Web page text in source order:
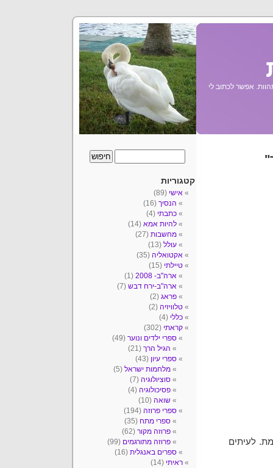
אפשר לכתוב לי
לעיתים
קטגוריות
אישי (89)
הנסיך (16)
כתבתי (4)
להיות אמא (14)
מחשבות (27)
עולל (13)
אקטואליה (35)
טיילתי (15)
ארה"ב- 2008
(1)
ארה"ב-ירח דבש (7)
פראג (2)
טלוויזיה (2)
כללי (4)
קראתי (302)
ספרי ילדים ונוער (49)
הגיל הרך (21)
ספרי עיון (43)
מלחמות ישראל (5)
סוציולוגיה (7)
פסיכולוגיה (4)
שואה (10)
ספרי פרוזה (194)
ספרי מתח (35)
פרוזה מקור (62)
פרוזה מתורגמים (99)
ספרים באנגלית (16)
ראיתי (14)